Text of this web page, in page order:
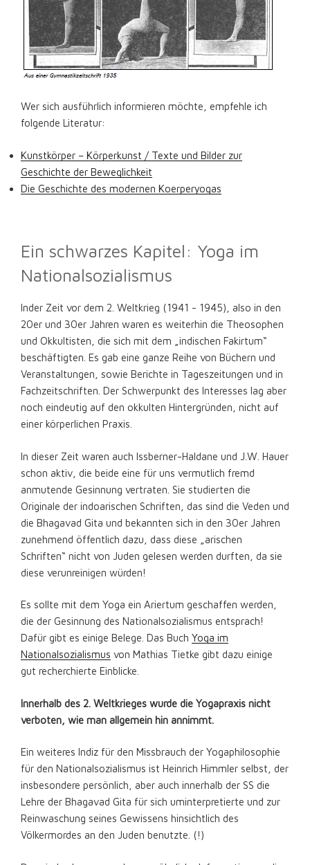
Wer sich ausführlich informieren möchte, empfehle ich
folgende Literatur:
Kunstkörper – Körperkunst / Texte und Bilder zur
Geschichte der Beweglichkeit
Die Geschichte des modernen Koerperyogas
Ein schwarzes Kapitel: Yoga im
Nationalsozialismus
Inder Zeit vor dem 2. Weltkrieg (1941 - 1945), also in den
20er und 30er Jahren waren es weiterhin die Theosophen
und Okkultisten, die sich mit dem „indischen Fakirtum“
beschäftigten. Es gab eine ganze Reihe von Büchern und
Veranstaltungen, sowie Berichte in Tageszeitungen und in
Fachzeitschriften. Der Schwerpunkt des Interesses lag aber
noch eindeutig auf den okkulten Hintergründen, nicht auf
einer körperlichen Praxis.
In dieser Zeit waren auch Issberner-Haldane und J.W. Hauer
schon aktiv, die beide eine für uns vermutlich fremd
anmutende Gesinnung vertraten. Sie studierten die
Originale der indoarischen Schriften, das sind die Veden und
die Bhagavad Gita und bekannten sich in den 30er Jahren
zunehmend öffentlich dazu, dass diese „arischen
Schriften“ nicht von Juden gelesen werden durften, da sie
diese verunreinigen würden!
Es sollte mit dem Yoga ein Ariertum geschaffen werden,
die der Gesinnung des Nationalsozialismus entsprach!
Dafür gibt es einige Belege. Das Buch Yoga im
Nationalsozialismus von Mathias Tietke gibt dazu einige
gut recherchierte Einblicke.
Innerhalb des 2. Weltkrieges wurde die Yogapraxis nicht
verboten, wie man allgemein hin annimmt.
Ein weiteres Indiz für den Missbrauch der Yogaphilosophie
für den Nationalsozialismus ist Heinrich Himmler selbst, der
insbesondere persönlich, aber auch innerhalb der SS die
Lehre der Bhagavad Gita für sich uminterpretierte und zur
Reinwaschung seines Gewissens hinsichtlich des
Völkermordes an den Juden benutzte. (!)